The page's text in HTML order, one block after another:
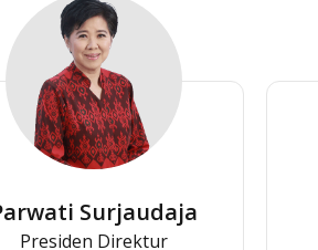
Surjaudaja
Presiden Direktur